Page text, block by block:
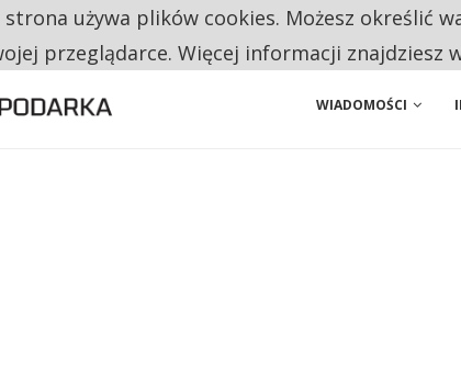
CHIN UDERZAJĄ W EUROPEJSKI PRZEMYSŁ. NA LIŚCIE SĄ
WIADOMOŚCI
strona używa plików cookies. Możesz określić
przeglądarce. Więcej informacji znajdziesz